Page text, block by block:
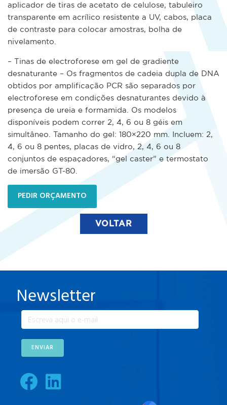
aplicador de tiras de acetato de celulose, tabuleiro
transparente em acrílico resistente a UV, cabos, placa
de contraste para colocar amostras, bolha de
nivelamento.
– Tinas de electroforese em gel de gradiente
desnaturante – Os fragmentos de cadeia dupla de DNA
obtidos por amplificação PCR são separados por
electroforese em condições desnaturantes devido à
presença de ureia e formamida. Os modelos
disponíveis podem correr 2, 4, 6 ou 8 géis em
simultâneo. Tamanho do gel: 180×220 mm. Incluem: 2,
4, 6 ou 8 pentes, placas de vidro, 2, 4, 6 ou 8
conjuntos de espaçadores, “gel caster” e termostato
de imersão GT-80.
PEDIR ORÇAMENTO
VOLTAR
Newsletter
ENVIAR